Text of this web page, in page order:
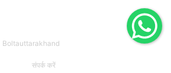
संपर्क करें